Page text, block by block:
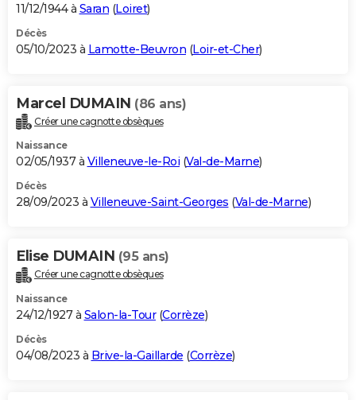
11/12/1944 à Saran (Loiret)
Décès
05/10/2023 à Lamotte-Beuvron (Loir-et-Cher)
Marcel DUMAIN (86 ans)
Créer une cagnotte obsèques
Naissance
02/05/1937 à Villeneuve-le-Roi (Val-de-Marne)
Décès
28/09/2023 à Villeneuve-Saint-Georges (Val-de-Marne)
Elise DUMAIN (95 ans)
Créer une cagnotte obsèques
Naissance
24/12/1927 à Salon-la-Tour(Corrèze)
Décès
04/08/2023 à Brive-la-Gaillarde (Corrèze)